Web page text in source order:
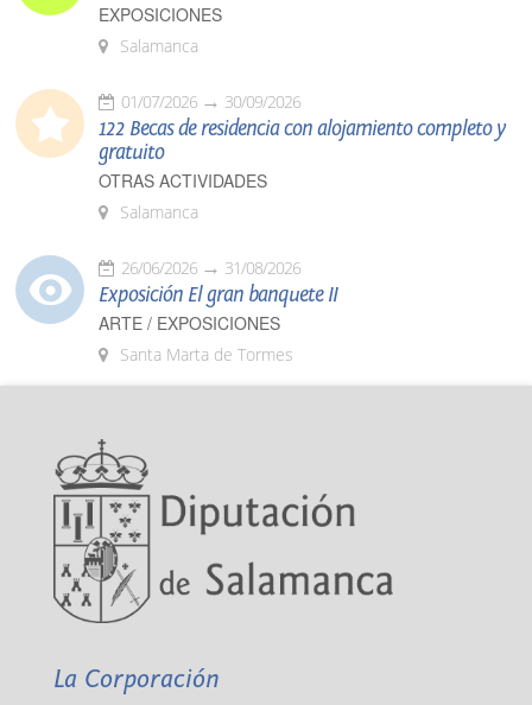
EXPOSICIONES
Salamanca
01/07/2026 30/09/2026
122 Becas de residencia con alojamiento completo y
gratuito
OTRAS ACTIVIDADES
Salamanca
26/06/2026 31/08/2026
Exposición El gran banquete II
ARTE / EXPOSICIONES
Santa Marta de Tormes
La Corporación